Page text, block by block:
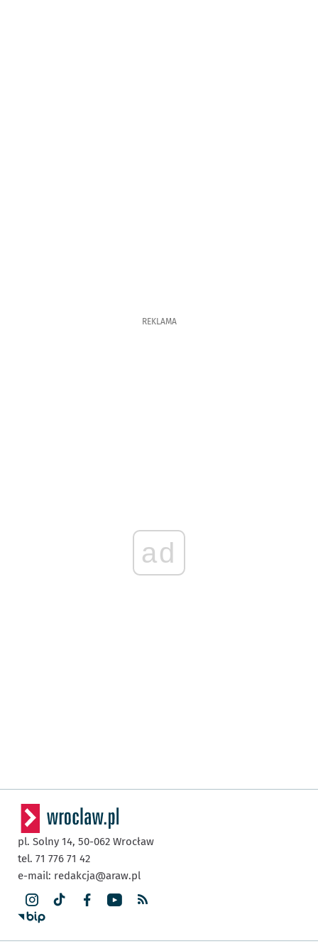
REKLAMA
ad
pl. Solny 14, 50-062 Wrocław
tel. 71 776 71 42
e-mail: redakcja@araw.pl